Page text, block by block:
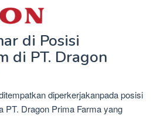
di Posisi
di PT. Dragon
diperkerjakanpada posisi
PT. Dragon Prima Farma yang